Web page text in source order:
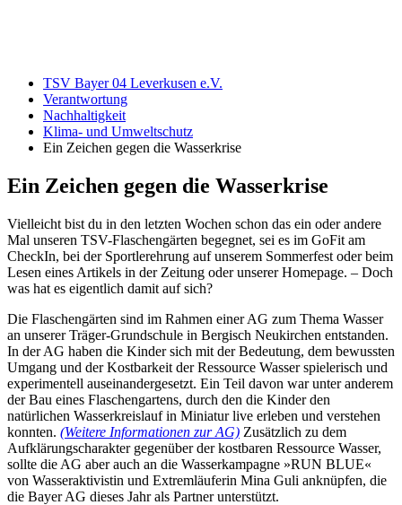
TSV Bayer 04 Leverkusen e.V.
Verantwortung
Nachhaltigkeit
Klima- und Umweltschutz
Ein Zeichen gegen die Wasserkrise
Ein Zeichen gegen die Wasserkrise
Vielleicht bist du in den letzten Wochen schon das ein oder andere
Mal unseren TSV-Flaschengärten begegnet, sei es im GoFit am
CheckIn, bei der Sportlerehrung auf unserem Sommerfest oder beim
Lesen eines Artikels in der Zeitung oder unserer Homepage. – Doch
was hat es eigentlich damit auf sich?
Die Flaschengärten sind im Rahmen einer AG zum Thema Wasser
an unserer Träger-Grundschule in Bergisch Neukirchen entstanden.
In der AG haben die Kinder sich mit der Bedeutung, dem bewussten
Umgang und der Kostbarkeit der Ressource Wasser spielerisch und
experimentell auseinandergesetzt. Ein Teil davon war unter anderem
der Bau eines Flaschengartens, durch den die Kinder den
natürlichen Wasserkreislauf in Miniatur live erleben und verstehen
konnten. (Weitere Informationen zur AG) Zusätzlich zu dem
Aufklärungscharakter gegenüber der kostbaren Ressource Wasser,
sollte die AG aber auch an die Wasserkampagne »RUN BLUE«
von Wasseraktivistin und Extremläuferin Mina Guli anknüpfen, die
die Bayer AG dieses Jahr als Partner unterstützt.